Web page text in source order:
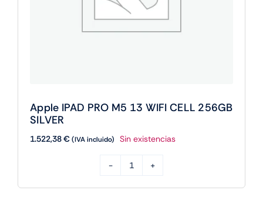
Apple IPAD PRO M5 13 WIFI CELL 256GB
SILVER
1.522,38€(IVA incluido) Sin existencias
IPAD